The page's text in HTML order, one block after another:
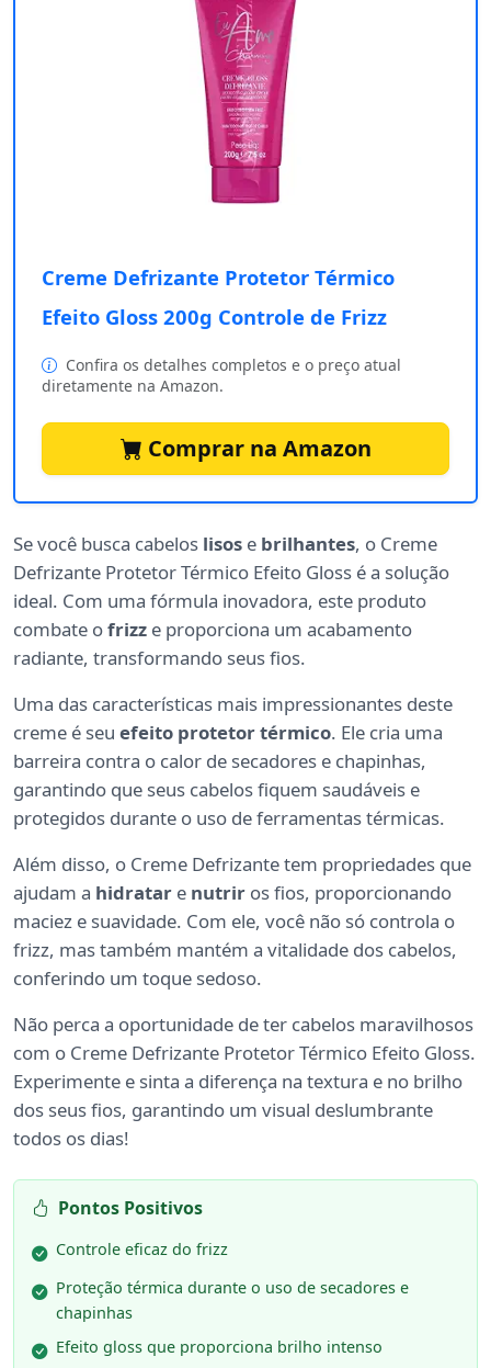
Creme Defrizante Protetor Térmico
Efeito Gloss 200g Controle de Frizz
Confira os detalhes completos e o preço atual
diretamente na Amazon.
Comprar na Amazon
Se você busca cabelos lisos e brilhantes, o Creme
Defrizante Protetor Térmico Efeito Gloss é a solução
ideal. Com uma fórmula inovadora, este produto
combate ofrizz e proporciona um acabamento
radiante, transformando seus fios.
Uma das características mais impressionantes deste
creme é seu efeito protetor térmico. Ele cria uma
barreira contra o calor de secadores e chapinhas,
garantindo que seus cabelos fiquem saudáveis e
protegidos durante o uso de ferramentas térmicas.
Além disso, o Creme Defrizante tem propriedades que
ajudam a hidratar e nutrir os fios, proporcionando
maciez e suavidade. Com ele, você não só controla o
frizz, mas também mantém a vitalidade dos cabelos,
conferindo um toque sedoso.
Não perca a oportunidade de ter cabelos maravilhosos
com o Creme Defrizante Protetor Térmico Efeito Gloss.
Experimente e sinta a diferença na textura e no brilho
dos seus fios, garantindo um visual deslumbrante
todos os dias!
Pontos Positivos
Controle eficaz do frizz
Proteção térmica durante o uso de secadores e
chapinhas
Efeito gloss que proporciona brilho intenso